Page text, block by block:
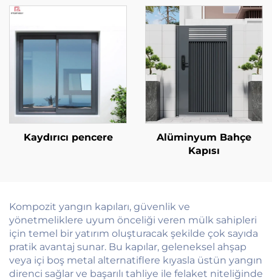
Alüminyum
Bölmesi, Akordeon
Cam Katlanır Avlu
Kapısı, İç Yüzeyi
Yangın Dereceli,
İşlenmiş Yüzeyli
Yangın Kapısı
Kaydırıcı pencere
Alüminyum Bahçe
Kapısı
Kompozit yangın kapıları, güvenlik ve
yönetmeliklere uyum önceliği veren mülk sahipleri
için temel bir yatırım oluşturacak şekilde çok sayıda
pratik avantaj sunar. Bu kapılar, geleneksel ahşap
veya içi boş metal alternatiflere kıyasla üstün yangın
direnci sağlar ve başarılı tahliye ile felaket niteliğinde